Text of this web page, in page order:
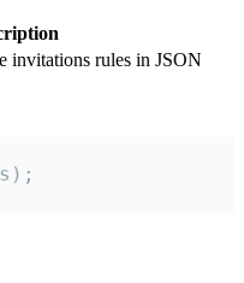
invitations rules in JSON